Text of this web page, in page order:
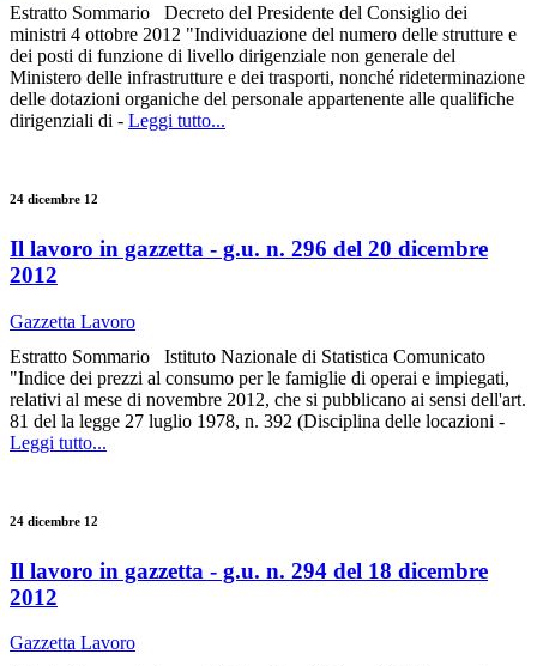
Estratto Sommario Decreto del Presidente del Consiglio dei
ministri 4 ottobre 2012 "Individuazione del numero delle strutture e
dei posti di funzione di livello dirigenziale non generale del
Ministero delle infrastrutture e dei trasporti, nonché rideterminazione
delle dotazioni organiche del personale appartenente alle qualifiche
dirigenziali di - Leggi tutto...
24 dicembre 12
Il lavoro in gazzetta - g.u. n. 296 del 20 dicembre
2012
Gazzetta Lavoro
Estratto Sommario Istituto Nazionale di Statistica Comunicato
"Indice dei prezzi al consumo per le famiglie di operai e impiegati,
relativi al mese di novembre 2012, che si pubblicano ai sensi dell'art.
81 del la legge 27 luglio 1978, n. 392 (Disciplina delle locazioni -
Leggi tutto...
24 dicembre 12
Il lavoro in gazzetta - g.u. n. 294 del 18 dicembre
2012
Gazzetta Lavoro